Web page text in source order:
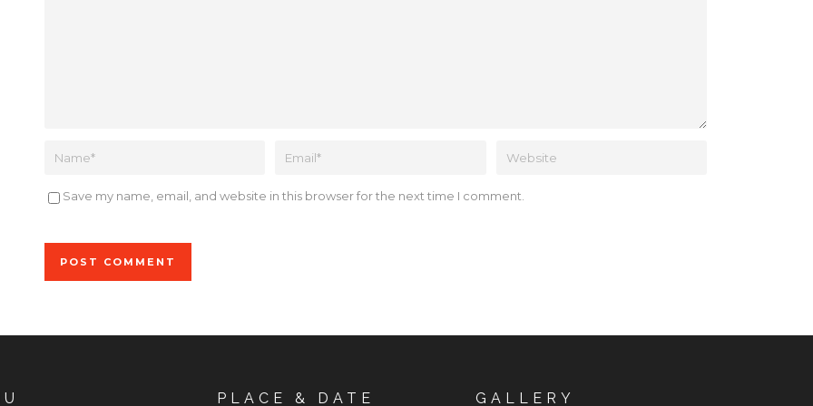
Save my name, email, and website in this browser for the next time I comment.
PLACE & DATE GALLERY